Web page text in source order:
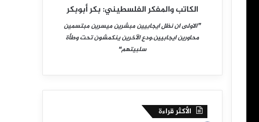
الكاتب والمفكر الفلسطيني: بكر أبوبكر
❞الاولى ان نظل ايجابيين مبشرين ميسرين مبتسمين
محاورين ايجابيين،ودع الآخرين ينكمشون تحت وطأة
سلبيتهم❝
الأكثر قراءة